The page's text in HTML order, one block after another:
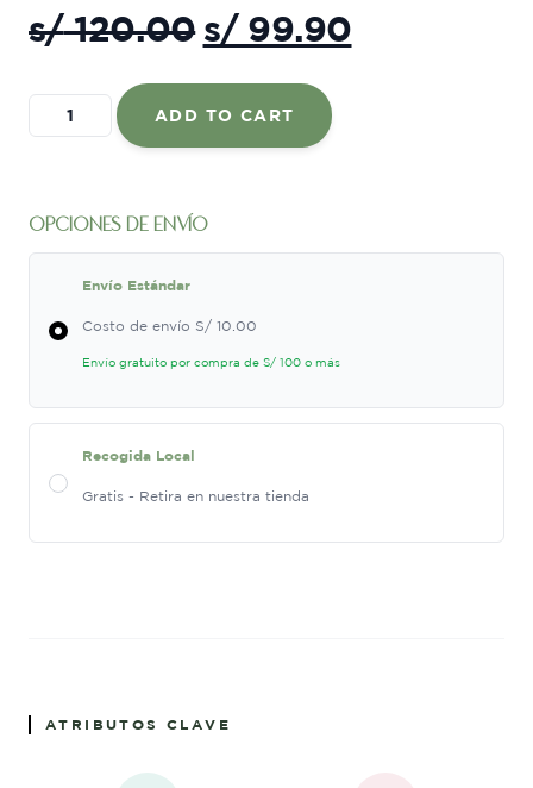
s/120.00 original
was:
s/ 120.00.
s/99.90current
AfroLove
PACK
+
Scalp
ADD TO CART
opciones de envío
Envío Estándar
Costo de envío S/ 10.00
Envío gratuito por compra de S/ 100 o más
Recogida Local
Gratis - Retira en nuestra tienda
ATRIBUTOS CLAVE